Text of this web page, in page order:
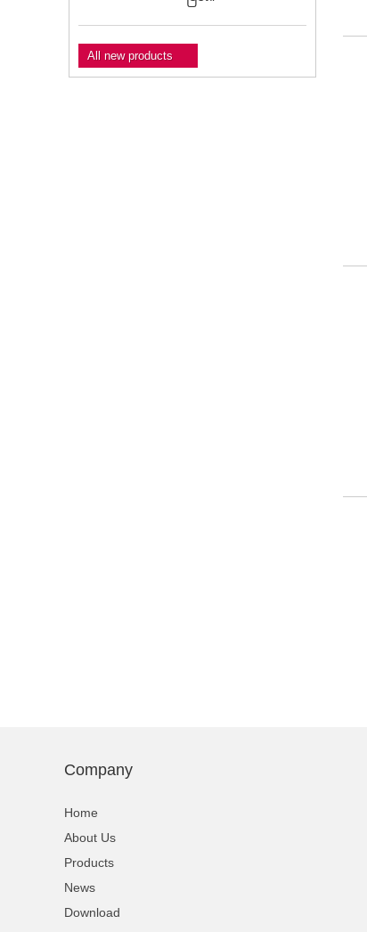
All new products
Company
Home
About Us
Products
News
Download